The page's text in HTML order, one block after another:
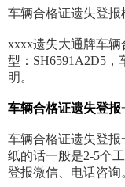
车辆合格证遗失登报
xxxx遗失大通牌车辆
型：SH6591A2D5，
明。
车辆合格证遗失登报
车辆合格证遗失登
纸的话一般是2-5个
登报微信、电话咨询